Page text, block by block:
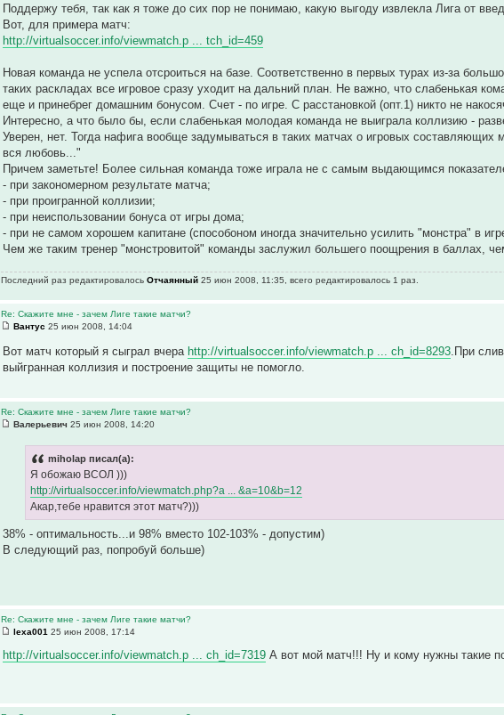
Поддержу тебя, так как я тоже до сих пор не понимаю, какую выгоду извлекла Лига от
Вот, для примера матч:
http://virtualsoccer.info/viewmatch.p ... tch_id=459
Новая команда не успела отсроиться на базе. Соответственно в первых турах из-за
таких раскладах все игровое сразу уходит на дальний план. Не важно, что слабенькая
еще и принебрег домашним бонусом. Счет - по игре. С расстановкой (опт.1) никто не
Интересно, а что было бы, если слабенькая молодая команда не выиграла коллизию -
Уверен, нет. Тогда нафига вообще задумываться в таких матчах о игровых
вся любовь..."
Причем заметьте! Более сильная команда тоже играла не с самым выдающимся
- при закономерном результате матча;
- при проигранной коллизии;
- при неиспользовании бонуса от игры дома;
- при не самом хорошем капитане (способоном иногда значительно усилить "монстра" в
Чем же таким тренер "монстровитой" команды заслужил большего поощрения в баллах,
Последний раз редактировалосьОтчаянный 25 июн 2008, 11:35, всего редактировалось 1 раз.
Re: Скажите мне - зачем Лиге такие матчи?
Вантус 25 июн 2008, 14:04
Вот матч который я сыграл вчера http://virtualsoccer.info/viewmatch.p ... ch_id=8293.При
выйгранная коллизия и построение защиты не помогло.
Re: Скажите мне - зачем Лиге такие матчи?
Валерьевич 25 июн 2008, 14:20
miholap писал(а):
Я обожаю ВСОЛ )))
http://virtualsoccer.info/viewmatch.php?a ... &a=10&b=12
Акар,тебе нравится этот матч?)))
38% - оптимальность...и 98% вместо 102-103% - допустим)
В следующий раз, попробуй больше)
Re: Скажите мне - зачем Лиге такие матчи?
lexa001 25 июн 2008, 17:14
http://virtualsoccer.info/viewmatch.p ... ch_id=7319 А вот мой матч!!! Ну и кому нужны такие